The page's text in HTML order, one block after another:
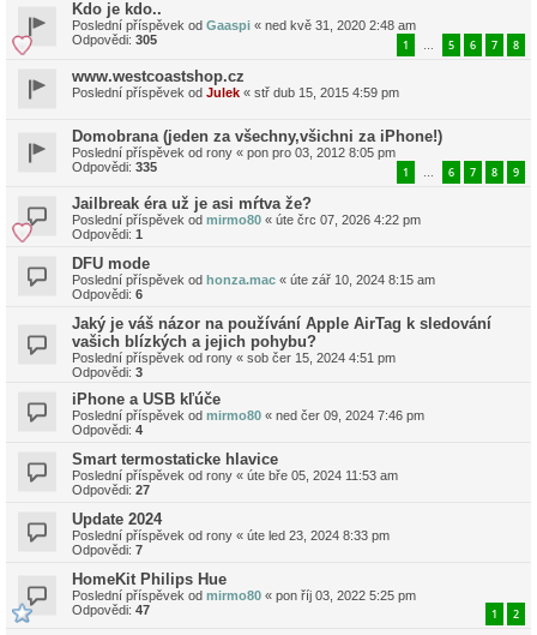
Kdo je kdo..
Poslední příspěvek od Gaaspi « ned kvě 31, 2020 2:48 am
Odpovědi: 305 1 … 5 6 7 8
www.westcoastshop.cz
Poslední příspěvek od Julek « stř dub 15, 2015 4:59 pm
Domobrana (jeden za všechny,všichni za iPhone!)
Poslední příspěvek od rony « pon pro 03, 2012 8:05 pm
Odpovědi: 335 1 … 6 7 8 9
Jailbreak éra už je asi mŕtva že?
Poslední příspěvek od mirmo80 « úte črc 07, 2026 4:22 pm
Odpovědi: 1
DFU mode
Poslední příspěvek od honza.mac « úte zář 10, 2024 8:15 am
Odpovědi: 6
Jaký je váš názor na používání Apple AirTag k sledování
vašich blízkých a jejich pohybu?
Poslední příspěvek od rony « sob čer 15, 2024 4:51 pm
Odpovědi: 3
iPhone a USB kľúče
Poslední příspěvek od mirmo80 « ned čer 09, 2024 7:46 pm
Odpovědi: 4
Smart termostaticke hlavice
Poslední příspěvek od rony « úte bře 05, 2024 11:53 am
Odpovědi: 27
Update 2024
Poslední příspěvek od rony « úte led 23, 2024 8:33 pm
Odpovědi: 7
HomeKit Philips Hue
Poslední příspěvek od mirmo80 « pon říj 03, 2022 5:25 pm
Odpovědi: 47 1 2